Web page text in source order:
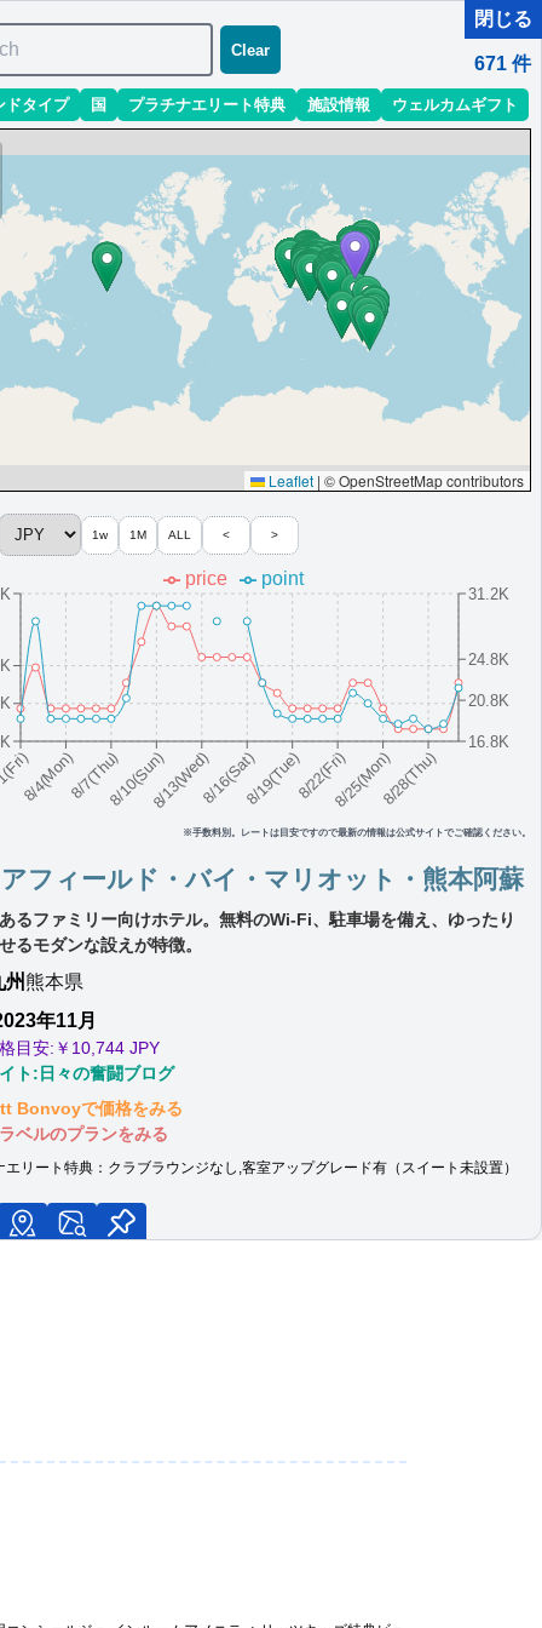
食」固定
閉じる
Clear
671 件
ドタイプ 国 プラチナエリート特典 施設情報 ウェルカムギフト
Leaflet | © OpenStreetMap contributors
8/4(Mon)8/7(Thu)8/10(Sun)8/13(Wed)8/16(Sat)8/19(Tue)8/22(Fri)8/25(Mon)8/28(Thu)
16.8K
20.8K
24.8K
31.2K
price point
※手数料別。レートは目安ですので最新の情報は公式サイトでご確認ください。
1w 1M ALL < >
フィールド・バイ・マリオット・熊本阿蘇
るファミリー向けホテル。無料のWi-Fi、駐車場を備え、ゆったり
るモダンな設えが特徴。
州 熊本県
年11月
目安:￥ 10,744 JPY
ト:日々の奮闘ブログ
Bonvoyで価格をみる
ベルのプランをみる
エリート特典： クラブラウンジなし,客室アップグレード有（スイート未設置）